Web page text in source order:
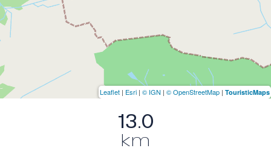
13.0
km
Leaflet | Esri | © IGN | © OpenStreetMap | TouristicMaps